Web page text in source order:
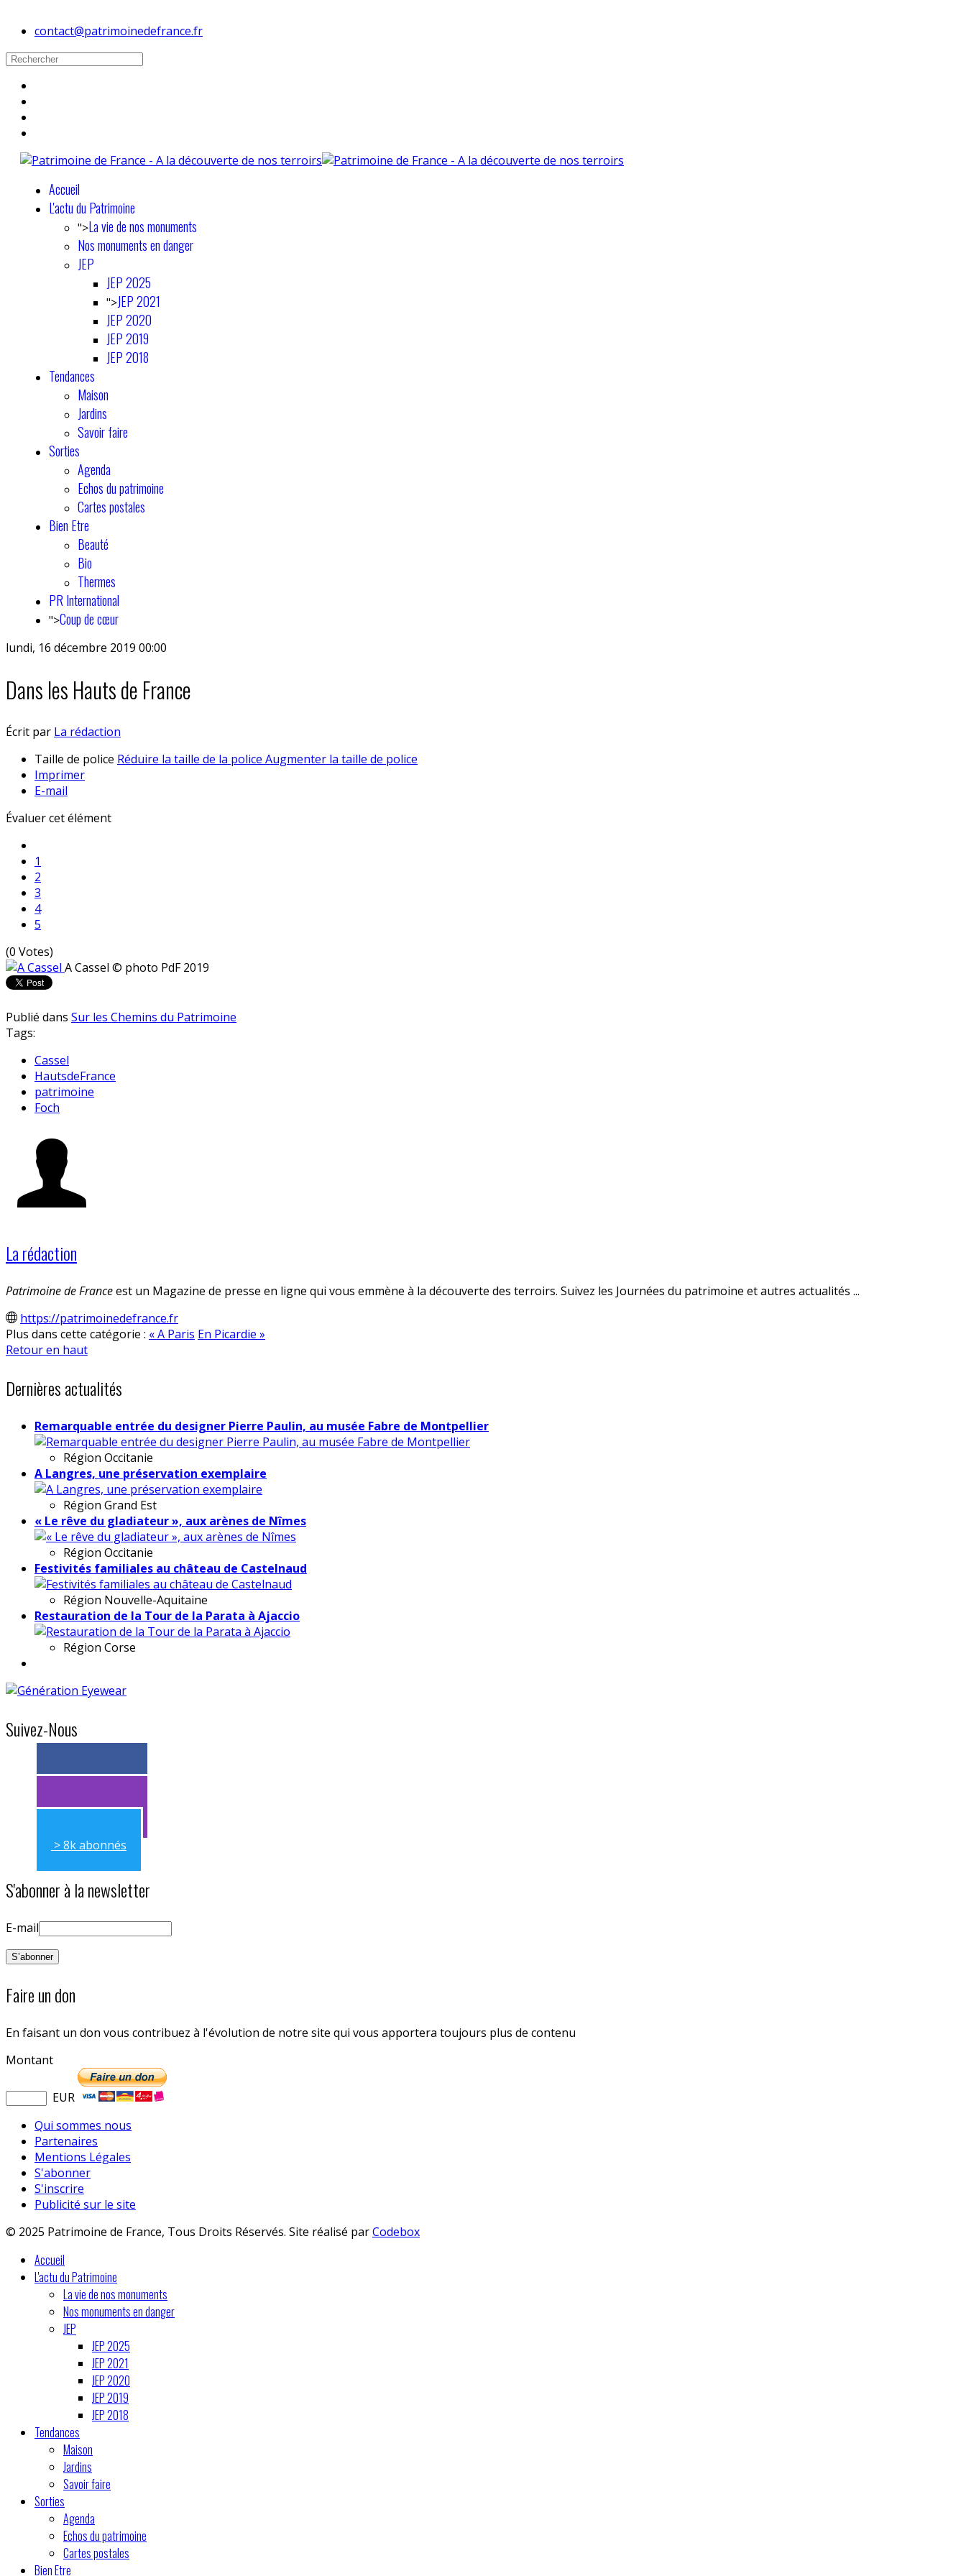
contact@patrimoinedefrance.fr
Accueil
L'actu du Patrimoine
">La vie de nos monuments
Nos monuments en danger
JEP
JEP 2025
">JEP 2021
JEP 2020
JEP 2019
JEP 2018
Tendances
Maison
Jardins
Savoir faire
Sorties
Agenda
Echos du patrimoine
Cartes postales
Bien Etre
Beauté
Bio
Thermes
PR International
">Coup de cœur
lundi, 16 décembre 2019 00:00
Dans les Hauts de France
Écrit par La rédaction
Taille de police Réduire la taille de la police Augmenter la taille de police
Imprimer
E-mail
Évaluer cet élément
1
2
3
4
5
(0 Votes)
A Cassel © photo PdF 2019
Publié dans Sur les Chemins du Patrimoine
Tags:
Cassel
HautsdeFrance
patrimoine
Foch
La rédaction
Patrimoine de Franceest un Magazine de presse en ligne qui vous emmène à la découverte des terroirs. Suivez les Journées du patrimoine et autres actualités ...
https://patrimoinedefrance.fr
Plus dans cette catégorie : « A Paris En Picardie »
Retour en haut
Dernières actualités
Remarquable entrée du designer Pierre Paulin, au musée Fabre de Montpellier
Région Occitanie
A Langres, une préservation exemplaire
Région Grand Est
« Le rêve du gladiateur », aux arènes de Nîmes
Région Occitanie
Festivités familiales au château de Castelnaud
Région Nouvelle-Aquitaine
Restauration de la Tour de la Parata à Ajaccio
Région Corse
Suivez-Nous
> 11k abonnés
> 11k abonnés
> 8k abonnés
S'abonner à la newsletter
E-mail
Faire un don
En faisant un don vous contribuez à l'évolution de notre site qui vous apportera toujours plus de contenu
Montant
EUR
Qui sommes nous
Partenaires
Mentions Légales
S'abonner
S'inscrire
Publicité sur le site
© 2025 Patrimoine de France, Tous Droits Réservés. Site réalisé parCodebox
Accueil
L'actu du Patrimoine
La vie de nos monuments
Nos monuments en danger
JEP
JEP 2025
JEP 2021
JEP 2020
JEP 2019
JEP 2018
Tendances
Maison
Jardins
Savoir faire
Sorties
Agenda
Echos du patrimoine
Cartes postales
Bien Etre